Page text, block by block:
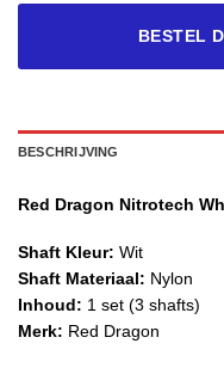
BESTEL
BESCHRIJVING
Red Dragon Nitrotech
Shaft Kleur: Wit
Shaft Materiaal: Nylon
Inhoud: 1 set (3 shafts)
Merk: Red Dragon